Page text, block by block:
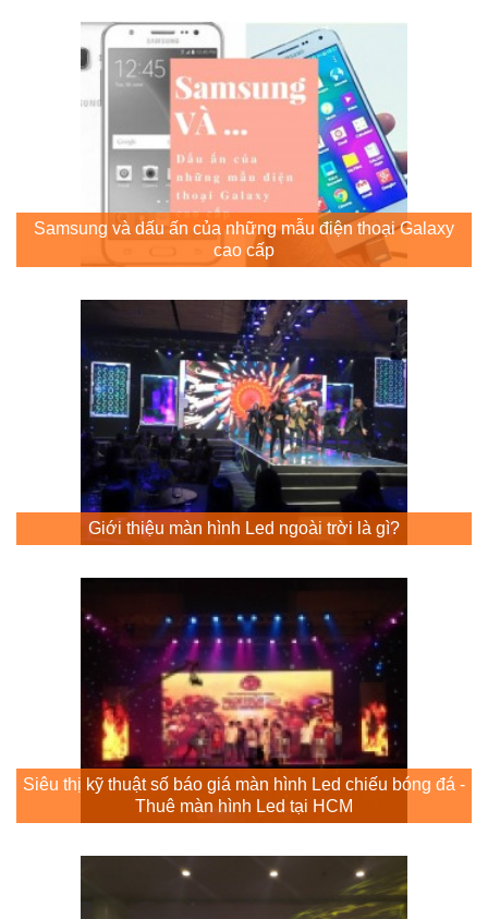
Samsung và dấu ấn của những mẫu điện thoại Galaxy
cao cấp
Giới thiệu màn hình Led ngoài trời là gì?
Siêu thị kỹ thuật số báo giá màn hình Led chiếu bóng đá -
Thuê màn hình Led tại HCM